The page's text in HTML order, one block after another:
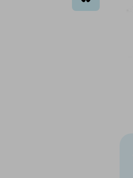
bluesky